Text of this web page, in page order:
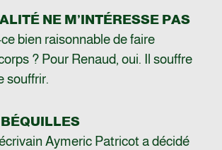
NE M’INTÉRESSE PAS
bien raisonnable de faire
? Pour Renaud, oui. Il souffre
souffrir.
BÉQUILLES
Aymeric Patricot a décidé